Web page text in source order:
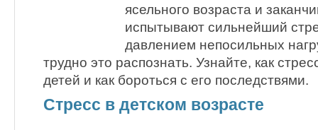
ясельного возраста и
испытывают сильнейший
давлением непосильных
трудно это распознать. Узнайте, как
детей и как бороться с его последствями.
Стресс в детском возрасте